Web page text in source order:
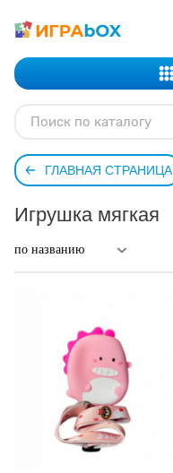
ГЛАВНАЯ СТРАНИЦА
Игрушка мягкая